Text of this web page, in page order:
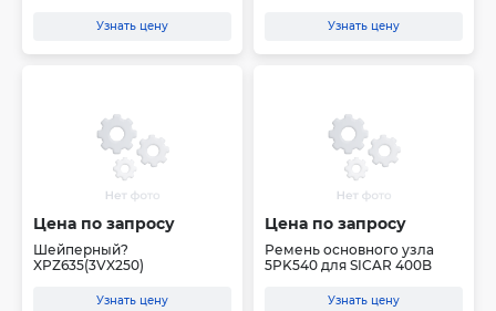
Узнать цену Узнать цену
Цена по запросу
Шейперный?
XPZ635(3VX250)
Узнать цену
Цена по запросу
Ремень основного узла
5PK540 для SICAR 400B
Узнать цену